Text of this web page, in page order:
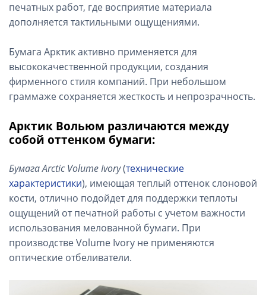
печатных работ, где восприятие материала
дополняется тактильными ощущениями.
Бумага Арктик активно применяется для
высококачественной продукции, создания
фирменного стиля компаний. При небольшом
граммаже сохраняется жесткость и непрозрачность.
Арктик Вольюм различаются между
собой оттенком бумаги:
Бумага Arctic Volume Ivory(технические
характеристики), имеющая теплый оттенок слоновой
кости, отлично подойдет для поддержки теплоты
ощущений от печатной работы с учетом важности
использования мелованной бумаги. При
производстве Volume Ivory не применяются
оптические отбеливатели.